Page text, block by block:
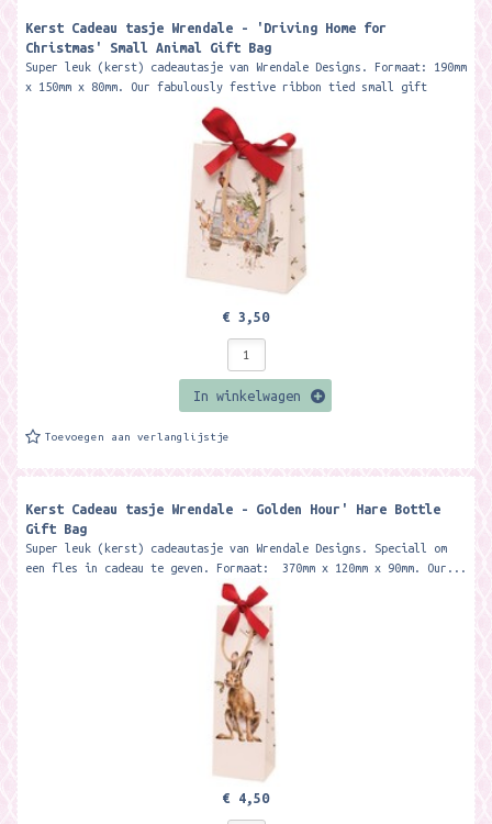
Kerst Cadeau tasje Wrendale - 'Driving Home for
Christmas' Small Animal Gift Bag
Super leuk (kerst) cadeautasje van Wrendale Designs. Formaat: 190mm
x 150mm x 80mm. Our fabulously festive ribbon tied small gift
€ 3,50
In winkelwagen
Toevoegen aan verlanglijstje
Kerst Cadeau tasje Wrendale - Golden Hour' Hare Bottle
Gift Bag
Super leuk (kerst) cadeautasje van Wrendale Designs. Speciall om
een fles in cadeau te geven. Formaat: 370mm x 120mm x 90mm. Our...
€ 4,50